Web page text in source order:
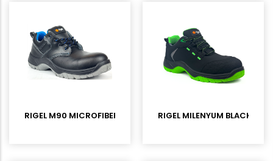
RIGEL M90 MICROFIBER KOMPOZİT BURUNLU İŞ AYAKKABISI
RIGEL MILENYUM BLACK